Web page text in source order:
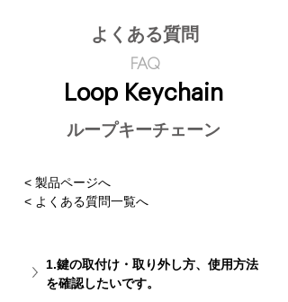
​よくある質問
FAQ
Loop Keychain
ループキーチェーン
< 製品ページへ
< よくある質問一覧へ
1.鍵の取付け・取り外し方、使用方法
を確認したいです。